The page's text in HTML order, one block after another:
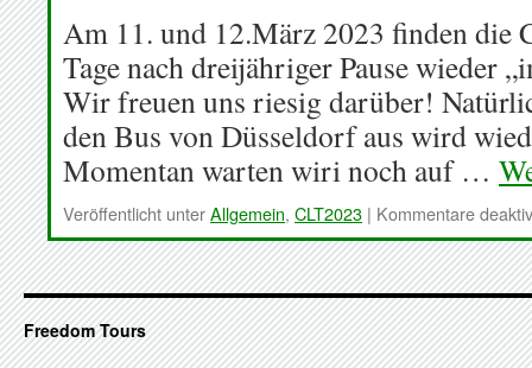
Am 11. und 12.März 2023 finden die
Tage nach dreijähriger Pause wieder
Wir freuen uns riesig darüber!
den Bus von Düsseldorf aus wird
Momentan warten wiri noch auf …
Veröffentlicht unterAllgemein, CLT2023 | Kommentare
Freedom Tours